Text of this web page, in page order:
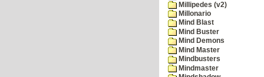
Millipedes (v2)
Millonario
Mind Blast
Mind Buster
Mind Demons
Mind Master
Mindbusters
Mindmaster